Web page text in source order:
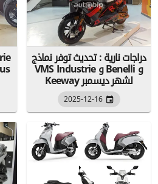
دراجات نارية : تحديث توفر نماذج
VMS Industrie و Benelli و
Keeway لشهر ديسمبر
2025-12-16